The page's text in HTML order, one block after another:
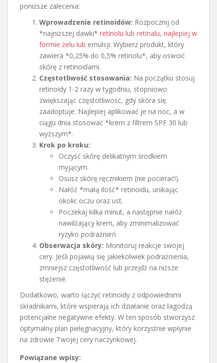
poniższe zalecenia:
Wprowadzenie retinoidów: Rozpocznij od
*najniższej dawki* retinolu lub retinalu, najlepiej w
formie żelu lub emulsji. Wybierz produkt, który
zawiera *0,25% do 0,5% retinolu*, aby oswoić
skórę z retinoidami.
Częstotliwość stosowania: Na początku stosuj
retinoidy 1-2 razy w tygodniu, stopniowo
zwiększając częstotliwość, gdy skóra się
zaadoptuje. Najlepiej aplikować je na noc, a w
ciągu dnia stosować *krem z filtrem SPF 30 lub
wyższym*.
Krok po kroku:
Oczyść skórę delikatnym środkiem
myjącym.
Osusz skórę ręcznikiem (nie pocierać!).
Nałóż *małą ilość* retinoidu, unikając
okolic oczu oraz ust.
Poczekaj kilka minut, a następnie nałóż
nawilżający krem, aby zminimalizować
ryzyko podrażnień.
Obserwacja skóry: Monitoruj reakcje swojej
cery. Jeśli pojawią się jakiekolwiek podrażnienia,
zmniejsz częstotliwość lub przejdź na niższe
stężenie.
Dodatkowo, warto łączyć retinoidy z odpowiednimi
składnikami, które wspierają ich działanie oraz łagodzą
potencjalne negatywne efekty. W ten sposób stworzysz
optymalny plan pielęgnacyjny, który korzystnie wpłynie
na zdrowie Twojej cery naczynkowej.
Powiązane wpisy: